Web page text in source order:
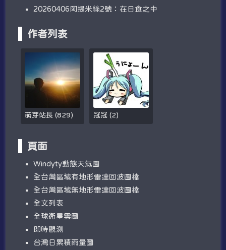
20260406阿提米絲2號：在日食之中
作者列表
萌芽站長(829) 冠冠(2)
頁面
W​​indyty動態天氣圖
全台灣區域有地形雷達回波圖檔
全台灣區域無地形雷達回波圖檔
全文列表
全球衛星雲圖
即時觀測
台灣日累積雨量圖